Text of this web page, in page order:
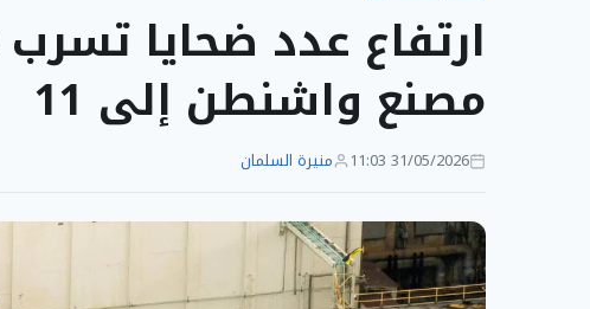
ارتفاع عدد ضحايا
مصنع واشنطن إلى 11
31/05/2026 11:03 منيرة السلمان